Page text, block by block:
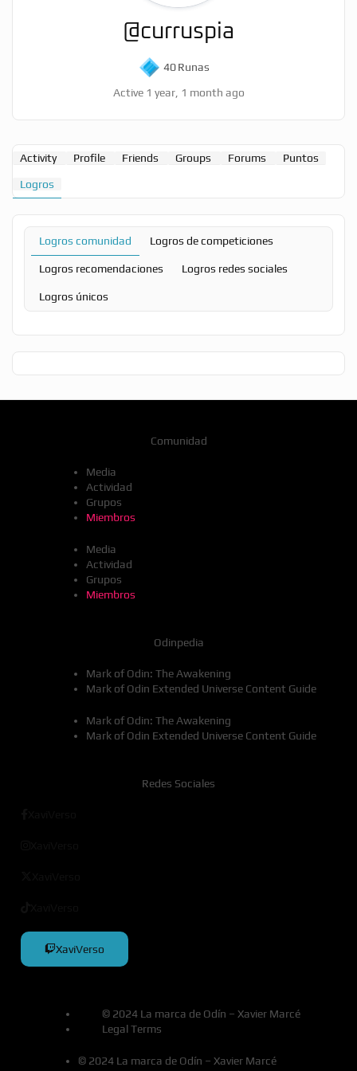
@curruspia
40Runas
Active 1 year, 1 month ago
Activity Profile Friends Groups Forums Puntos
Logros
Logros comunidad Logros de competiciones
Logros recomendaciones Logros redes sociales
Logros únicos
Comunidad
Media
Actividad
Grupos
Miembros
Media
Actividad
Grupos
Miembros
Odinpedia
Mark of Odin: The Awakening
Mark of Odin Extended Universe Content Guide
Mark of Odin: The Awakening
Mark of Odin Extended Universe Content Guide
Redes Sociales
XaviVerso
© 2024 La marca de Odín – Xavier Marcé
Legal Terms
© 2024 La marca de Odín – Xavier Marcé